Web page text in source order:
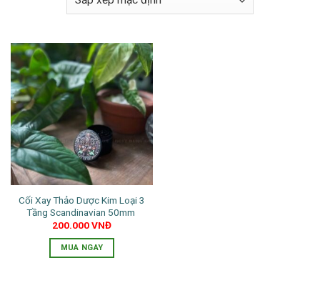
Cối Xay Thảo Dược Kim Loại 3
Tầng Scandinavian 50mm
200.000VNĐ
MUA NGAY